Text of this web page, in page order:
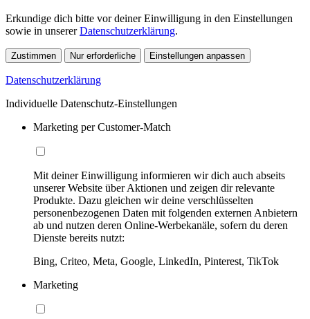
Erkundige dich bitte vor deiner Einwilligung in den Einstellungen
sowie in unsererDatenschutzerklärung.
Zustimmen Nur erforderliche Einstellungen anpassen
Datenschutzerklärung
Individuelle Datenschutz-Einstellungen
Marketing per Customer-Match
Mit deiner Einwilligung informieren wir dich auch abseits
unserer Website über Aktionen und zeigen dir relevante
Produkte. Dazu gleichen wir deine verschlüsselten
personenbezogenen Daten mit folgenden externen Anbietern
ab und nutzen deren Online-Werbekanäle, sofern du deren
Dienste bereits nutzt:
Bing, Criteo, Meta, Google, LinkedIn, Pinterest, TikTok
Marketing